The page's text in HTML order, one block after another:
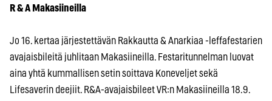
R & A Makasiineilla
Jo 16. kertaa järjestettävän Rakkautta & Anarkiaa -leffafestarien
avajaisbileitä juhlitaan Makasiineilla. Festaritunnelman luovat
aina yhtä kummallisen setin soittava Koneveljet sekä
Lifesaverin deejiit. R&A-avajaisbileet VR:n Makasiineilla 18.9.